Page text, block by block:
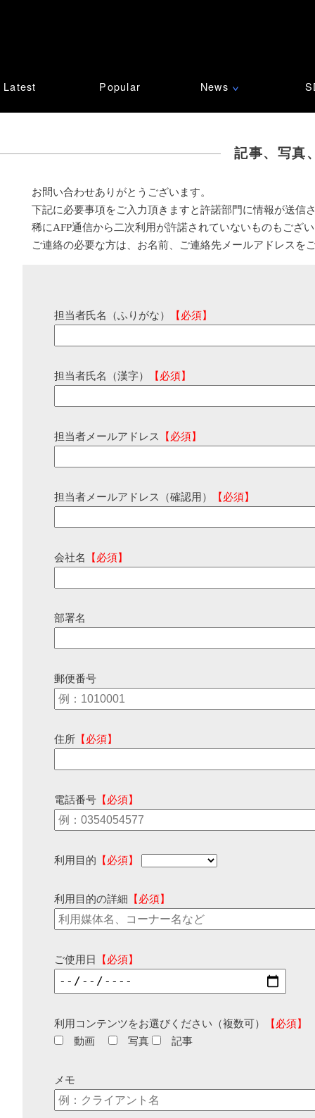
Latest Popular News ∨
記事、写真
お問い合わせありがとうございます。
下記に必要事項をご入力頂きますと許諾部門に情報が送信
稀にAFP通信から二次利用が許諾されていないものもござ
ご連絡の必要な方は、お名前、ご連絡先メールアドレスを
担当者氏名（ふりがな） 【必須】
担当者氏名（漢字） 【必須】
担当者メールアドレス 【必須】
担当者メールアドレス（確認用） 【必須】
会社名 【必須】
部署名
郵便番号
住所 【必須】
電話番号 【必須】
利用目的 【必須】
利用目的の詳細 【必須】
ご使用日 【必須】
利用コンテンツをお選びください（複数可）
【必須】
動画
写真 記事
メモ